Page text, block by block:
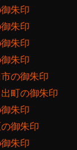
朱印
朱印
朱印
朱印
の御朱印
町の御朱印
朱印
御朱印
朱印